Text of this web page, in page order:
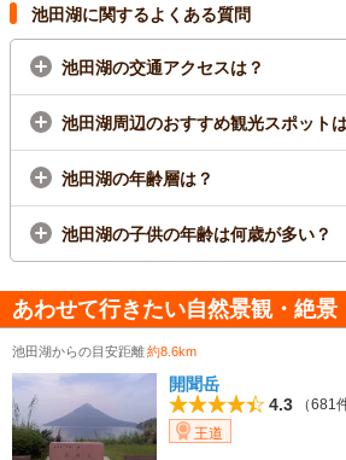
池田湖に関するよくある質問
池田湖の交通アクセスは？
池田湖周辺のおすすめ観光スポット
池田湖の年齢層は？
池田湖の子供の年齢は何歳が多い？
あわせて行きたい自然景観・絶景
池田湖からの目安距離約8.6km
開聞岳
4.3
（681
王道